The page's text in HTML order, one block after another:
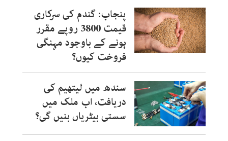
پنجاب: گندم کی سرکاری
قیمت 3800 روپے مقرر
ہونے کے باوجود مہنگی
فروخت کیوں؟
سندھ میں لیتھیم کی
دریافت، اب ملک میں
سستی بیٹریاں بنیں گی؟